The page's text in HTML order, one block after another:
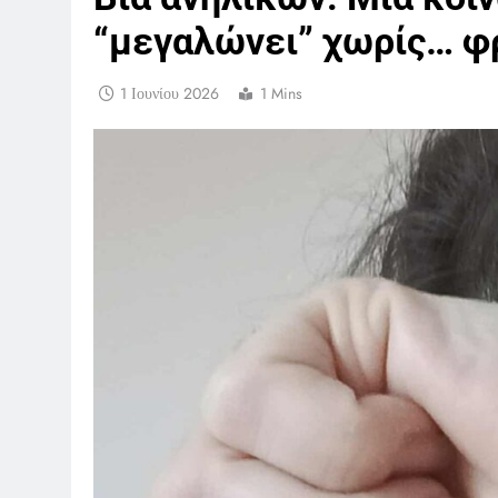
“μεγαλώνει” χωρίς…
1 Ιουνίου 2026 1 Mins